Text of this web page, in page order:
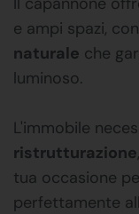
e ampi spazi,
naturale che
luminoso.
L'immobile
ristrutturazione
tua occasione
perfettamente